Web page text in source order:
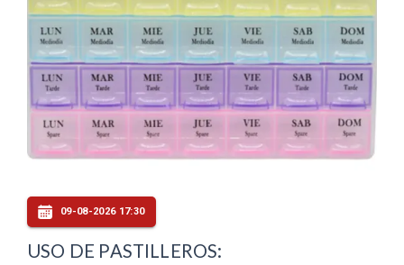
09-08-2026 17:30
USO DE PASTILLEROS: